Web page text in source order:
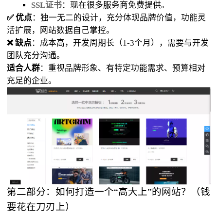
SSL证书：现在很多服务商免费提供。
✅ 优点 ：独一无二的设计，充分体现品牌价值，功能灵
活扩展，网站数据自己掌控。
❌ 缺点 ：成本高，开发周期长（1-3个月），需要与开发
团队充分沟通。
适合人群：重视品牌形象、有特定功能需求、预算相对
充足的企业。
第二部分：如何打造一个“高大上”的网站？（钱
要花在刀刃上）